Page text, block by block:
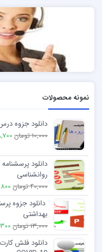
نمونه محصولات
دانلود جزوه
10,000 تومان 8,700
روانشناسی
40,000 تومان
دانلود جزوه
بهداشتی
13,000 تومان